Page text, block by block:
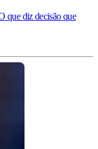
que diz decisão que